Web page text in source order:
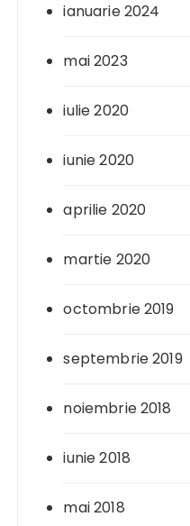
ianuarie 2024
mai 2023
iulie 2020
iunie 2020
aprilie 2020
martie 2020
octombrie 2019
septembrie 2019
noiembrie 2018
iunie 2018
mai 2018